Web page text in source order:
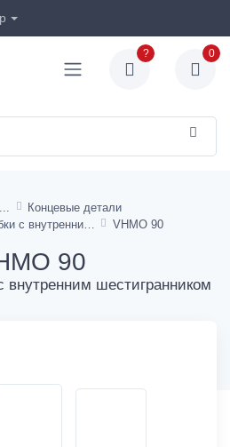
? 0
Концевые детали
Резьбовые пробки с внутренним шестигранником
VHMO 90
90
внутренним шестигранником